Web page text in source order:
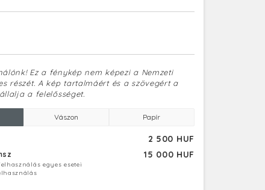
Ez a fénykép nem képezi a Nemzeti
részét. A kép tartalmáért és a szövegért a
a felelősséget.
Vászon Papír
2 500 HUF
15 000 HUF
egyes esetei